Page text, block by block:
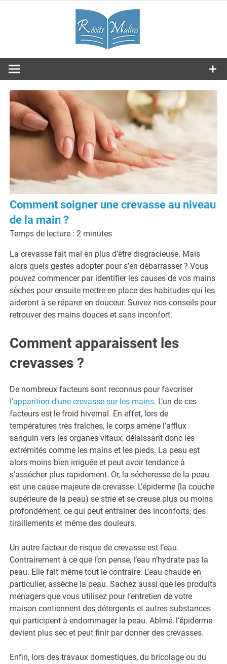
Journal
Les expériences partagées
Comment soigner une crevasse au niveau
de la main ?
Temps de lecture : 2 minutes
La crevasse fait mal en plus d’être disgracieuse. Mais
alors quels gestes adopter pour s’en débarrasser ? Vous
pouvez commencer par identifier les causes de vos mains
sèches pour ensuite mettre en place des habitudes qui les
aideront à se réparer en douceur. Suivez nos conseils pour
retrouver des mains douces et sans inconfort.
Comment apparaissent les
crevasses ?
De nombreux facteurs sont reconnus pour favoriser
l’apparition d’une crevasse sur les mains. L’un de ces
facteurs est le froid hivernal. En effet, lors de
températures très fraîches, le corps amène l’afflux
sanguin vers les organes vitaux, délaissant donc les
extrémités comme les mains et les pieds. La peau est
alors moins bien irriguée et peut avoir tendance à
s’assécher plus rapidement. Or, la sécheresse de la peau
est une cause majeure de crevasse. L’épiderme (la couche
supérieure de la peau) se strie et se creuse plus ou moins
profondément, ce qui peut entraîner des inconforts, des
tiraillements et même des douleurs.
Un autre facteur de risque de crevasse est l’eau.
Contrairement à ce que l’on pense, l’eau n’hydrate pas la
peau. Elle fait même tout le contraire. L’eau chaude en
particulier, assèche la peau. Sachez aussi que les produits
ménagers que vous utilisez pour l’entretien de votre
maison contiennent des détergents et autres substances
qui participent à endommager la peau. Abîmé, l’épiderme
devient plus sec et peut finir par donner des crevasses.
Enfin, lors des travaux domestiques, du bricolage ou du